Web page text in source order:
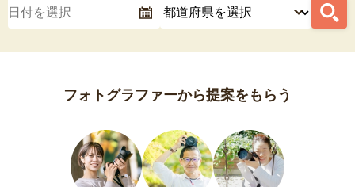
フォトグラファーから提案をもらう